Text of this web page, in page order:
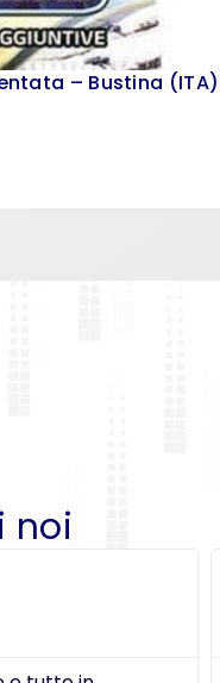
– Bustina (ITA)
noi